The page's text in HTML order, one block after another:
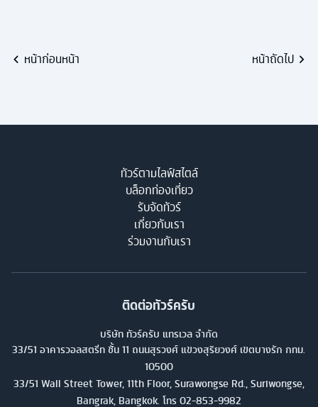
หน้าก่อนหน้า หน้าถัดไป
ทัวร์ตามไลฟ์สไตล์
บล็อกท่องเที่ยว
รับจัดทัวร์
เกี่ยวกับเรา
ร่วมงานกับเรา
ติดต่อทัวร์ครับ
บริษัท ทัวร์ครับ แทรเวล จำกัด
33/51 อาคารวอลสตรีท ชั้น 11 ถนนสุรวงศ์ แขวงสุริยวงศ์ เขตบางรัก กทม.
10500
33/51 Wall Street Tower, 11th Floor, Surawongse Rd., Suriwongse,
Bangrak, Bangkok. โทร 02-853-9982